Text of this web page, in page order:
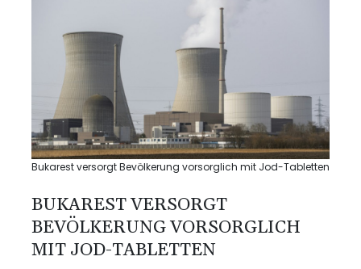
Bukarest versorgt Bevölkerung vorsorglich mit Jod-Tabletten
BUKAREST VERSORGT
BEVÖLKERUNG VORSORGLICH
MIT JOD-TABLETTEN